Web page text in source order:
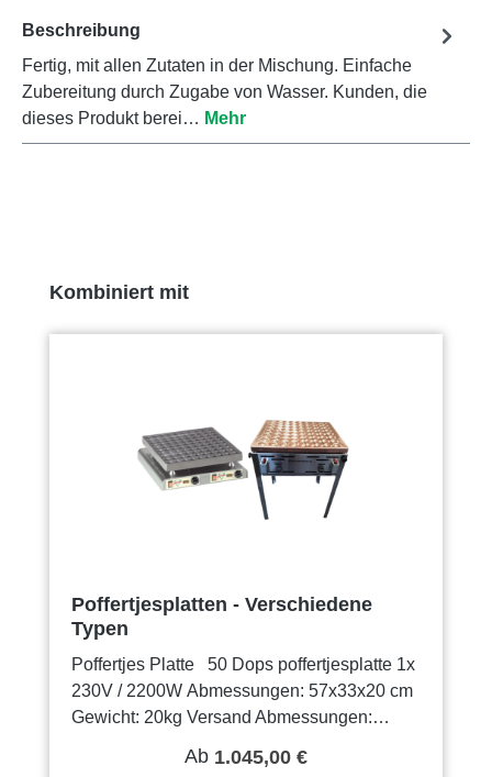
Beschreibung
Fertig, mit allen Zutaten in der Mischung. Einfache
Zubereitung durch Zugabe von Wasser. Kunden, die
dieses Produkt berei… Mehr
Produktgalerie überspringen
Kombiniert mit
Poffertjesplatten - Verschiedene
Typen
Poffertjes Platte 50 Dops poffertjesplatte 1x
230V / 2200W Abmessungen: 57x33x20 cm
Gewicht: 20kg Versand Abmessungen:
diese Maschine hat Mister Pop seinen
Ab 1.045,00 €